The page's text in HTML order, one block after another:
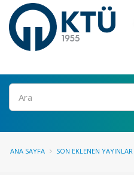
Ara
ANA SAYFA SON EKLENEN YAYINLAR